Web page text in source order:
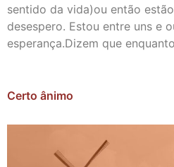
sentido da vida)ou então
desespero. Estou entre uns e
esperança.Dizem que
Certo ânimo